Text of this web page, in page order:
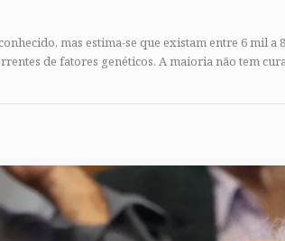
mas estima-se que existam entre 6 mil
de fatores genéticos. A maioria não tem